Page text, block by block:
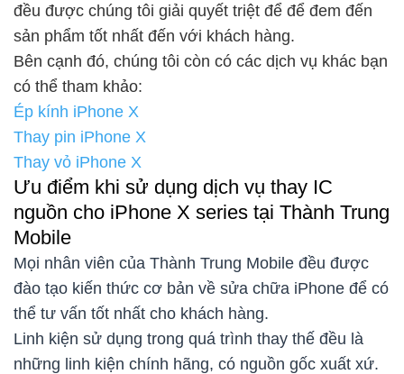
đều được chúng tôi giải quyết triệt để để đem đến
sản phẩm tốt nhất đến với khách hàng.
Bên cạnh đó, chúng tôi còn có các dịch vụ khác bạn
có thể tham khảo:
Ép kính iPhone X
Thay pin iPhone X
Thay vỏ iPhone X
Ưu điểm khi sử dụng dịch vụ thay IC
nguồn cho iPhone X series tại Thành Trung
Mobile
Mọi nhân viên của Thành Trung Mobile đều được
đào tạo kiến thức cơ bản về sửa chữa iPhone để có
thể tư vấn tốt nhất cho khách hàng.
Linh kiện sử dụng trong quá trình thay thế đều là
những linh kiện chính hãng, có nguồn gốc xuất xứ.